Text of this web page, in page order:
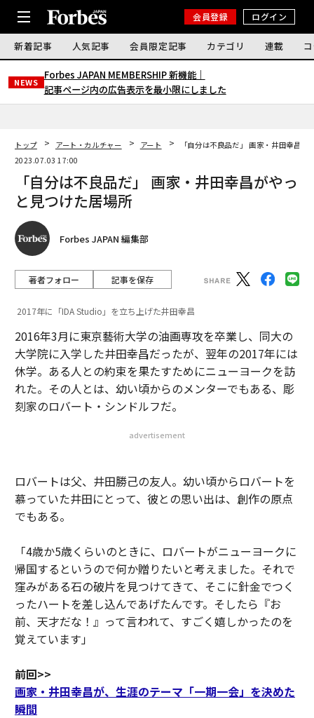
会員登録 ログイン
新着記事 人気記事 会員限定記事 カテゴリ 連載
NEWS
Forbes JAPAN MEMBERSHIP 新機能｜
記事ページ内の広告表示を最小限にしました
トップ アート・カルチャー アート
「自分は不良品だ」 画家・井田幸昌が
2023.07.03 17:00
「自分は不良品だ」 画家・井田幸昌がやっ
と見つけた居場所
Forbes JAPAN 編集部
著者フォロー 記事を保存
2017年に「IDA Studio」を立ち上げた井田幸昌
2016年3月に東京藝術大学の油画専攻を卒業し、同大の
大学院に入学した井田幸昌だったが、翌年の2017年には
休学。ある人との約束を果たすためにニューヨークを訪
れた。その人とは、幼い頃からのメンターでもある、彫
刻家のロバート・シンドルフだ。
advertisement
ロバートは父、井田勝己の友人。幼い頃からロバートを
慕っていた井田にとって、彼との思い出は、創作の原点
でもある。
「4歳か5歳くらいのときに、ロバートがニューヨークに
帰国するというので何か贈りたいと考えました。それで
窪みがある石の破片を見つけてきて、そこに針金でつく
ったハートを差し込んであげたんです。そしたら『お
前、天才だな！』って言われて、すごく嬉しかったのを
覚えています」
前回>>
画家・井田幸昌が、生涯のテーマ「一期一会」を決めた
瞬間